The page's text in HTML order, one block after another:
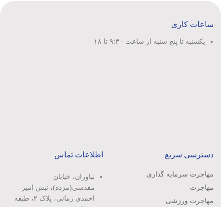
ساعات کاری
یکشنبه تا پنج شنبه از ساعت ۹:۳۰ تا ۱۸
اطلاعات تماس
نیاوران، خیابان
مقدسی(مژده)، نبش امیر
احمدی زمانی، پلاک ۲، طبقه
دسترسی سریع
مهاجرت سرمایه گذاری
مهاجرت
مهاجرت ورزشی